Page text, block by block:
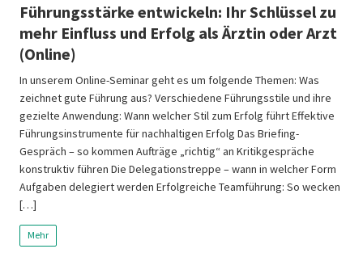
Führungsstärke entwickeln: Ihr Schlüssel zu
mehr Einfluss und Erfolg als Ärztin oder Arzt
(Online)
In unserem Online-Seminar geht es um folgende Themen: Was
zeichnet gute Führung aus? Verschiedene Führungsstile und ihre
gezielte Anwendung: Wann welcher Stil zum Erfolg führt Effektive
Führungsinstrumente für nachhaltigen Erfolg Das Briefing-
Gespräch – so kommen Aufträge „richtig“ an Kritikgespräche
konstruktiv führen Die Delegationstreppe – wann in welcher Form
Aufgaben delegiert werden Erfolgreiche Teamführung: So wecken
[…]
Mehr